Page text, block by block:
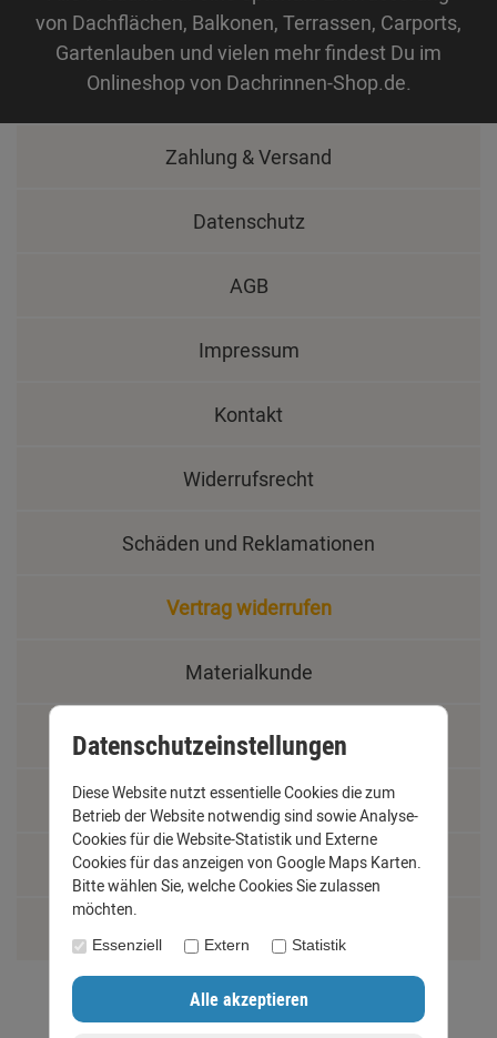
von Dachflächen, Balkonen, Terrassen, Carports,
Gartenlauben und vielen mehr findest Du im
Onlineshop von Dachrinnen-Shop.de.
Zahlung & Versand
Datenschutz
AGB
Impressum
Kontakt
Widerrufsrecht
Schäden und Reklamationen
Vertrag widerrufen
Materialkunde
Fachbegriffe
Jobs
Montage und Installationshilfen
Datenschutzeinstellungen
Diese Website nutzt essentielle Cookies die zum
Betrieb der Website notwendig sind sowie Analyse-
Cookies für die Website-Statistik und Externe
Cookies für das anzeigen von Google Maps Karten.
Bitte wählen Sie, welche Cookies Sie zulassen
möchten.
Essenziell Extern Statistik